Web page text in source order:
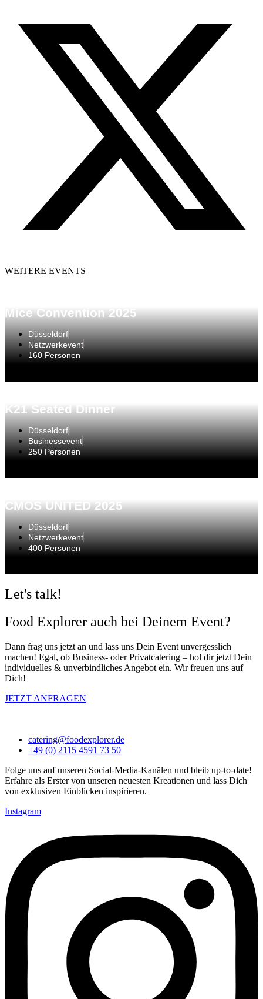
WEITERE EVENTS
Mice Convention 2025
Düsseldorf
Netzwerkevent
160 Personen
K21 Seated Dinner
Düsseldorf
Businessevent
250 Personen
CMOS UNITED 2025
Düsseldorf
Netzwerkevent
400 Personen
Let's talk!
Food Explorer auch bei Deinem Event?
Dann frag uns jetzt an und lass uns Dein Event unvergesslich
machen! Egal, ob Business- oder Privatcatering – hol dir jetzt Dein
individuelles & unverbindliches Angebot ein. Wir freuen uns auf
Dich!
JETZT ANFRAGEN
catering@foodexplorer.de
+49 (0) 2115 4591 73 50
Folge uns auf unseren Social-Media-Kanälen und bleib up-to-date!
Erfahre als Erster von unseren neuesten Kreationen und lass Dich
von exklusiven Einblicken inspirieren.
Instagram